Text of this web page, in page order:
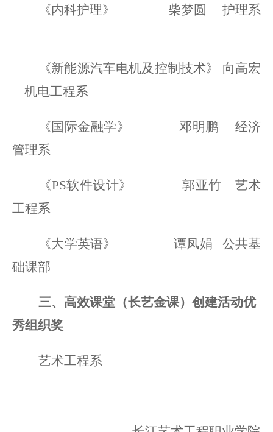
《内科护理》 柴梦圆 护理系
《新能源汽车电机及控制技术》
向高宏
机电工程系
《国际金融学》 邓明鹏
经济
管理系
《PS软件设计》 郭亚竹 艺术
工程系
《大学英语》 谭凤娟
公共基
础课部
三、高效课堂（长艺金课）创建活动优
秀组织奖
艺术工程系